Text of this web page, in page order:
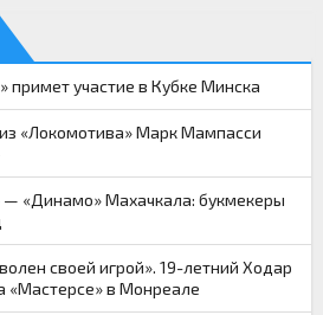
примет участие в Кубке Минска
«Локомотива» Марк Мампасси
«Динамо» Махачкала: букмекеры
своей игрой». 19-летний Ходар
«Мастерсе» в Монреале